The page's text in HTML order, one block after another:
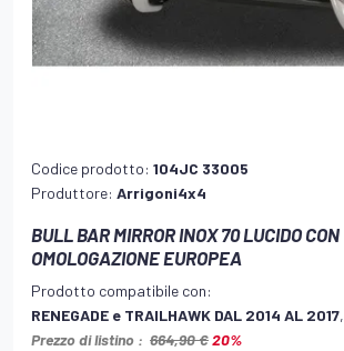
Codice prodotto: 104JC 33005
Produttore: Arrigoni4x4
BULL BAR MIRROR INOX 70 LUCIDO CON
OMOLOGAZIONE EUROPEA
Prodotto compatibile con:
RENEGADE e TRAILHAWK DAL 2014 AL 2017,
Prezzo di listino : 664,90 €20%